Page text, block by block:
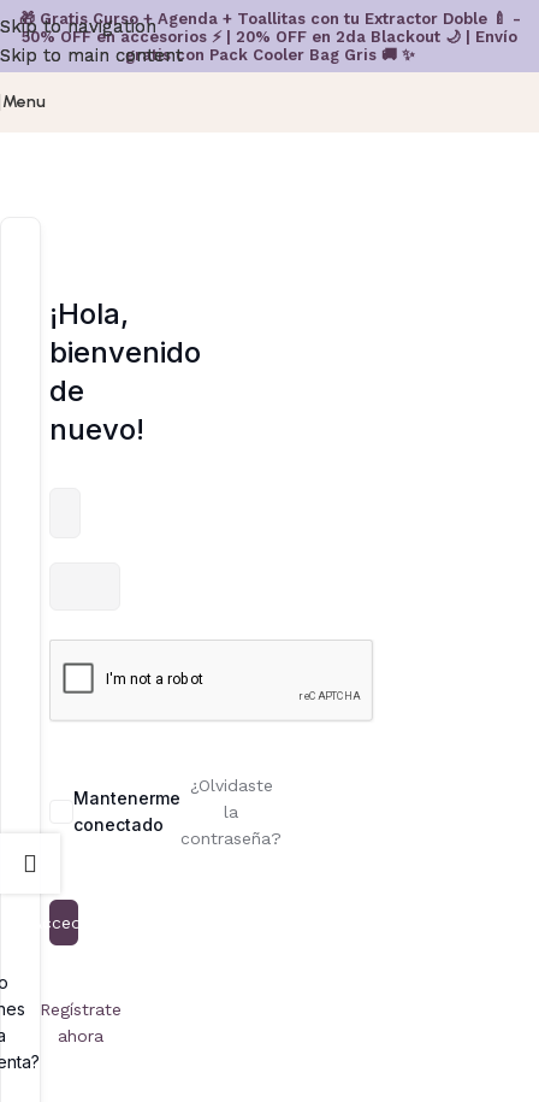
Skip to navigation
Skip to main content
Skip to navigation
Skip to main content
🎁 Gratis Curso + Agenda + Toallitas con tu Extractor Doble 🍼 -
50% OFF en accesorios ⚡ | 20% OFF en 2da Blackout 🌙 | Envío
gratis con Pack Cooler Bag Gris 🚚 ✨
Menu
¡Hola,
bienvenido
de
nuevo!
Mantenerme
conectado
¿Olvidaste
la
contraseña?
Acceder
Regístrate
ahora